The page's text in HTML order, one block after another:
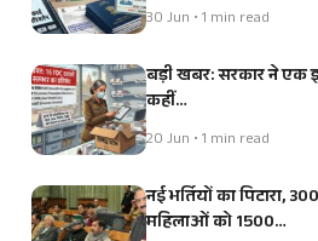
30 Jun • 1 min read
बड़ी खबर: सरकार ने एक
कहीं…
20 Jun • 1 min read
नई भर्तियों का पिटारा,
महिलाओं को 1500…